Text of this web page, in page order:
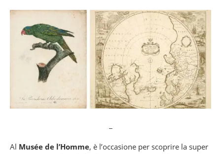
Al Musée de l’Homme, è l’occasione per scoprire la super